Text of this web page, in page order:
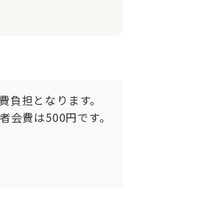
担となります。
費は500円です。